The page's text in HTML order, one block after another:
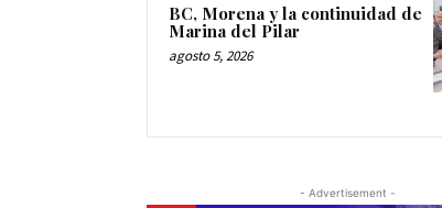
BC, Morena y la continuidad de
Marina del Pilar
agosto 5, 2026
- Advertisement -